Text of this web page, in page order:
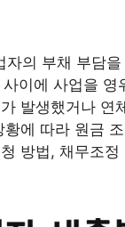
의 부채 부담
이에 사업을 영
발생했거나 연
에 따라 원금
방법, 채무조